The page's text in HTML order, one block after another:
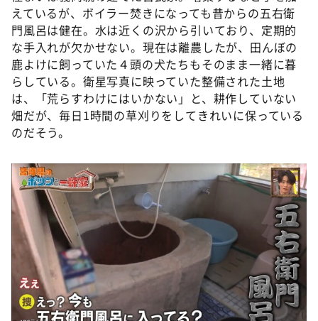
えているが、ボイラー焚きになっても昔からの五右衛
門風呂は健在。水は近くの沢から引いており、定期的
な手入れが欠かせない。現在は離農したが、田んぼの
鹿よけに飼っていた４頭の犬たちもそのまま一緒に暮
らしている。衛星写真に映っていた整備された土地
は、「荒らすわけにはいかない」と、耕作していない
畑だが、毎日1時間の草刈りをしてきれいに保っている
のだそう。